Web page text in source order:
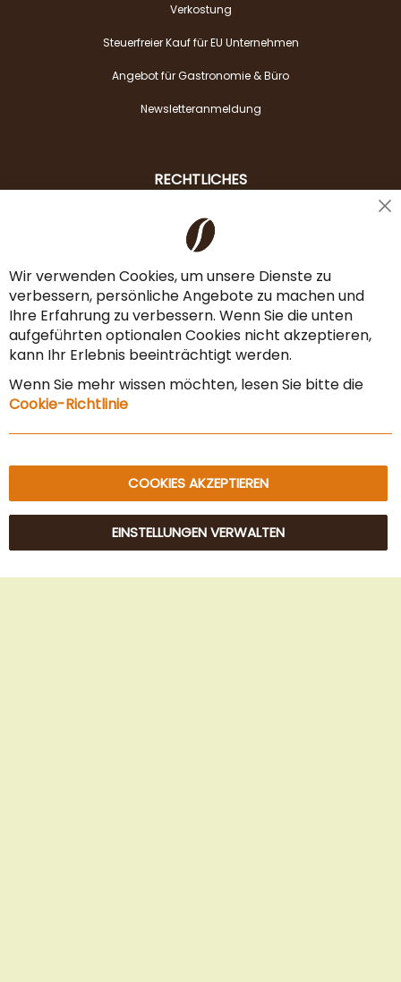
Verkostung
Steuerfreier Kauf für EU Unternehmen
Angebot für Gastronomie & Büro
Newsletteranmeldung
RECHTLICHES
Liefer- & Versandkosten
AGB & Widerrufsrecht
Vertrag widerrufen
Impressum
Datenschutz & Sicherheit
© 2025 Beans Kaffeehandel OG. Alle Rechte vorbehalten.
Wir verwenden Cookies, um unsere Dienste zu
verbessern, persönliche Angebote zu machen und
Ihre Erfahrung zu verbessern. Wenn Sie die unten
aufgeführten optionalen Cookies nicht akzeptieren,
kann Ihr Erlebnis beeinträchtigt werden.
Wenn Sie mehr wissen möchten, lesen Sie bitte die
Cookie-Richtlinie
COOKIES AKZEPTIEREN
EINSTELLUNGEN VERWALTEN